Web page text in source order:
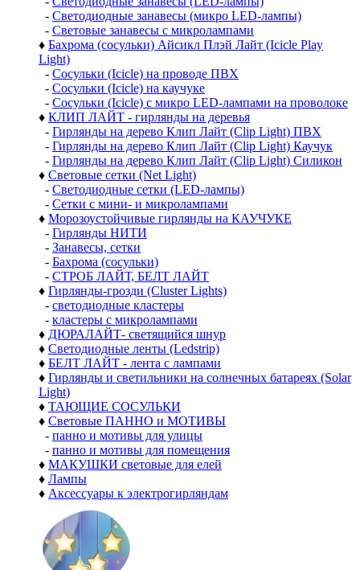
- Светодиодные занавесы (микро LED-лампы)
- Световые занавесы с микролампами
♦ Бахрома (сосульки) Айсикл Плэй Лайт (Icicle Play
Light)
- Сосульки (Icicle) на проводе ПВХ
- Сосульки (Icicle) на каучуке
- Сосульки (Icicle) с микро LED-лампами на проволоке
♦ КЛИП ЛАЙТ - гирлянды на деревья
- Гирлянды на дерево Клип Лайт (Clip Light) ПВХ
- Гирлянды на дерево Клип Лайт (Clip Light) Каучук
- Гирлянды на дерево Клип Лайт (Clip Light) Силикон
♦ Световые сетки (Net Light)
- Светодиодные сетки (LED-лампы)
- Сетки с мини- и микролампами
♦ Морозоустойчивые гирлянды на КАУЧУКЕ
- Гирлянды НИТИ
- Занавесы, сетки
- Бахрома (сосульки)
- СТРОБ ЛАЙТ, БЕЛТ ЛАЙТ
♦ Гирлянды-грозди (Cluster Lights)
- светодиодные кластеры
- кластеры с микролампами
♦ ДЮРАЛАЙТ- светящийся шнур
♦ Светодиодные ленты (Ledstrip)
♦ БЕЛТ ЛАЙТ - лента с лампами
♦ Гирлянды и светильники на солнечных батареях (Solar
Light)
♦ ТАЮЩИЕ СОСУЛЬКИ
♦ Световые ПАННО и МОТИВЫ
- панно и мотивы для улицы
- панно и мотивы для помещения
♦ МАКУШКИ световые для елей
♦ Лампы
♦ Аксессуары к электрогирляндам